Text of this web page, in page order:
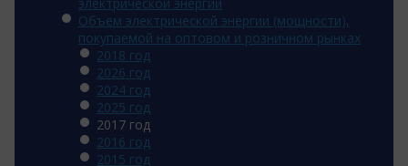
Объем электрической энергии (мощности),
покупаемой на оптовом и розничном рынках
2018 год
2026 год
2024 год
2025 год
2017 год
2016 год
2015 год